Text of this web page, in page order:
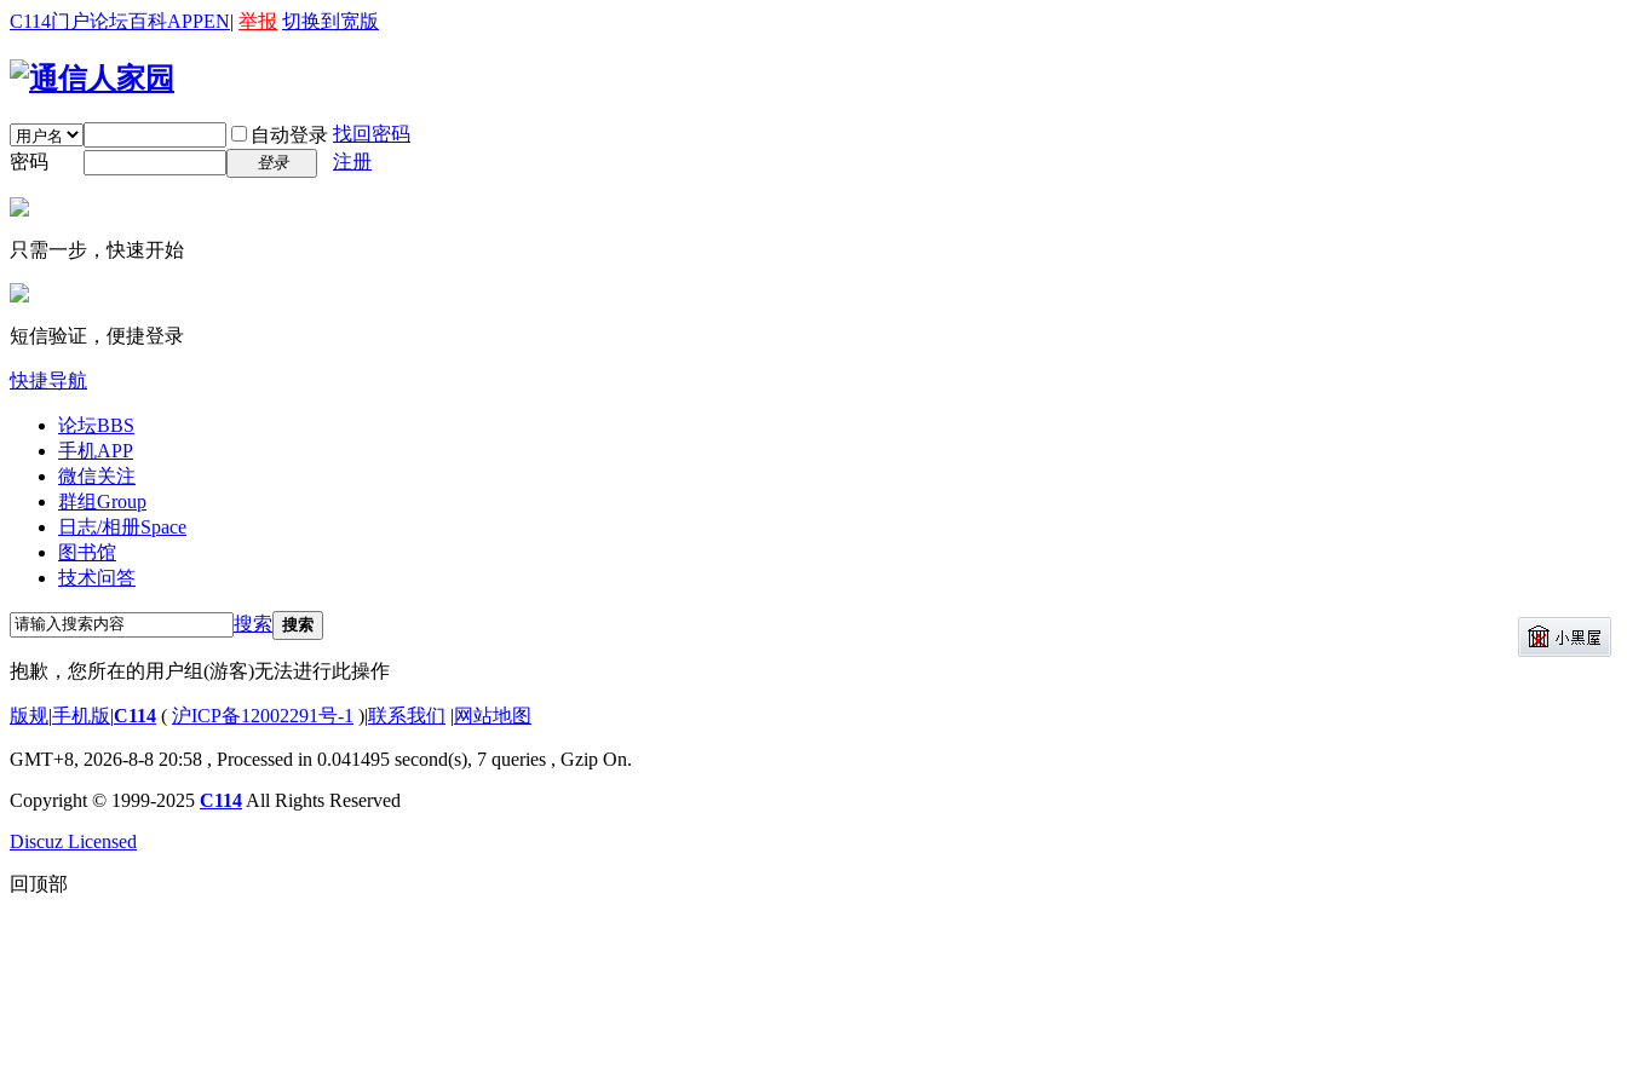
C114门户论坛百科APPEN| 举报 切换到宽版
自动登录 找回密码
密码
登录 注册
只需一步，快速开始
短信验证，便捷登录
快捷导航
论坛BBS
手机APP
微信关注
群组Group
日志/相册Space
图书馆
技术问答
搜索 搜索
抱歉，您所在的用户组(游客)无法进行此操作
版规|手机版|C114 ( 沪ICP备12002291号-1 )|联系我们 |网站地图
GMT+8, 2026-8-8 20:58 , Processed in 0.041495 second(s), 7 queries , Gzip On.
Copyright © 1999-2025 C114 All Rights Reserved
Discuz Licensed
回顶部